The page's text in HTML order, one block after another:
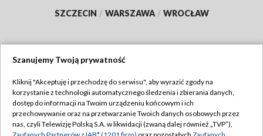
SZCZECIN / WARSZAWA / WROCŁAW
TVP
Abonament TVP
Emisja w TVP
Regulamin TVP
Szanujemy Twoją prywatność
Kliknij "Akceptuję i przechodzę do serwisu", aby wyrazić zgody na
korzystanie z technologii automatycznego śledzenia i zbierania danych,
dostęp do informacji na Twoim urządzeniu końcowym i ich
przechowywanie oraz na przetwarzanie Twoich danych osobowych przez
nas, czyli Telewizję Polską S.A. w likwidacji (zwaną dalej również „TVP”),